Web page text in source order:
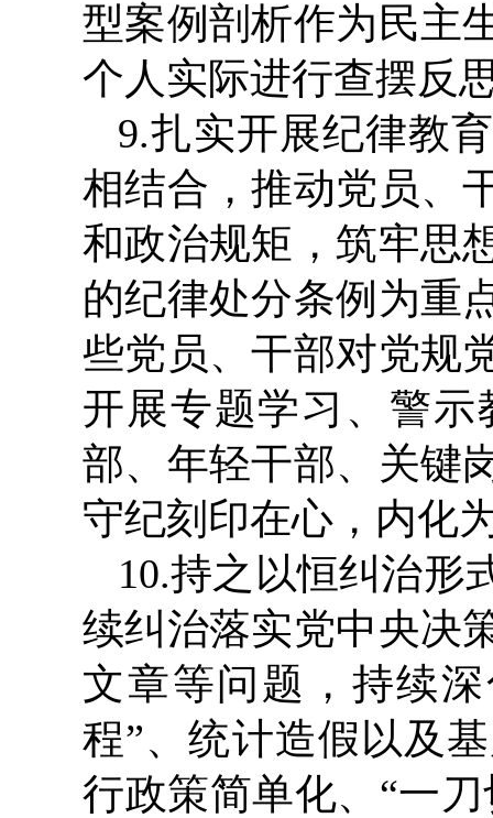
型案例剖析作为民主
个人实际进行查摆反
9.扎实开展纪律教
相结合，推动党员、
和政治规矩，筑牢思
的纪律处分条例为重
些党员、干部对党规
开展专题学习、警
部、年轻干部、关键
守纪刻印在心，内化
10.持之以恒纠治形
续纠治落实党中央决
文章等问题，持续
程”、统计造假以及
行政策简单化、“一